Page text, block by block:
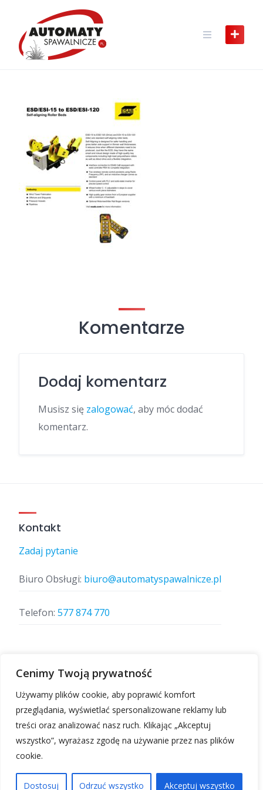
Cenimy Twoją prywatność
Używamy plików cookie, aby poprawić komfort
przeglądania, wyświetlać spersonalizowane reklamy lub
treści oraz analizować nasz ruch. Klikając „Akceptuj
wszystko”, wyrażasz zgodę na używanie przez nas plików
cookie.
Dostosuj Odrzuć wszystko Akceptuj wszystko
content
Komentarze
Dodaj komentarz
Musisz się zalogować, aby móc dodać
komentarz.
Kontakt
Zadaj pytanie
Biuro Obsługi: biuro@automatyspawalnicze.pl
Telefon: 577 874 770
Automatyspawalnicze.pl | Wszelkie prawa
zastrzeżone.